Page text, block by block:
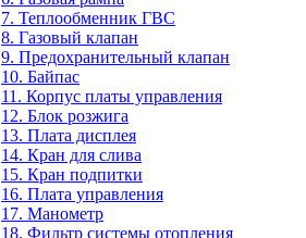
7. Теплообменник ГВС
8. Газовый клапан
9. Предохранительный клапан
10. Байпас
11. Корпус платы управления
12. Блок розжига
13. Плата дисплея
14. Кран для слива
15. Кран подпитки
16. Плата управления
17. Манометр
18. Фильтр системы отопления